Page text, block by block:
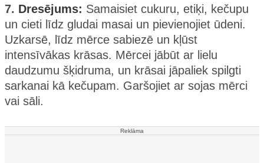
7. Dresējums: Samaisiet cukuru, etiķi, kečupu
un cieti līdz gludai masai un pievienojiet ūdeni.
Uzkarsē, līdz mērce sabiezē un kļūst
intensīvākas krāsas. Mērcei jābūt ar lielu
daudzumu šķidruma, un krāsai jāpaliek spilgti
sarkanai kā kečupam. Garšojiet ar sojas mērci
vai sāli.
Reklāma